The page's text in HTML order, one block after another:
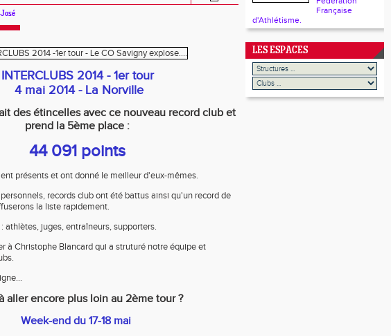
INTERCLUBS 2014 - 1er tour
4 mai 2014 - La Norville
des étincelles avec ce nouveau record club et
prend la 5ème place :
44 091 points
présents et ont donné le meilleur d'eux-mêmes.
records club ont été battus ainsi qu'un record de
la liste rapidement.
athlètes, juges, entraîneurs, supporters.
à Christophe Blancard qui a struturé notre équipe et
aller encore plus loin au 2ème tour ?
Week-end du 17-18 mai
Française
d'Athlétisme.
LES ESPACES